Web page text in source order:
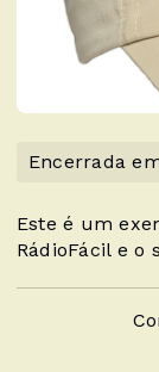
Encerrada
Este é um
RádioFácil e o